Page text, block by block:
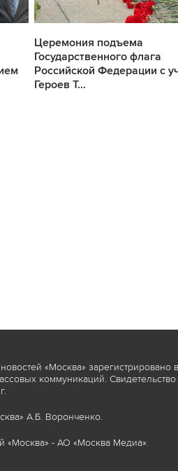
Церемония подъема
Государственного флага
Российской Федерации с
Героев Т...
«Москва» зарегистрировано в
коммуникаций.
А.Б. Воронченко.
«Москва» - АО «Москва Медиа».